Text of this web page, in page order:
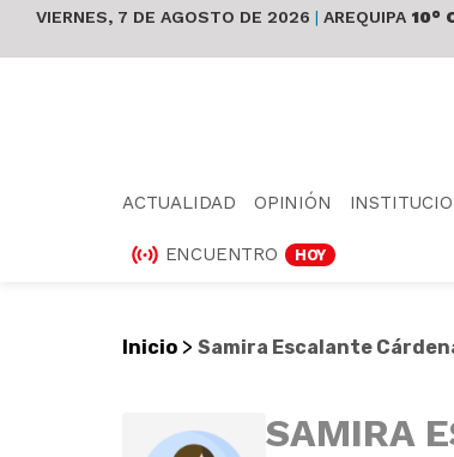
VIERNES, 7 DE AGOSTO DE 2026 | AREQUIPA 10°
ACTUALIDAD OPINIÓN
ENCUENTRO HOY
Inicio > Samira Escalante
SAMIRA